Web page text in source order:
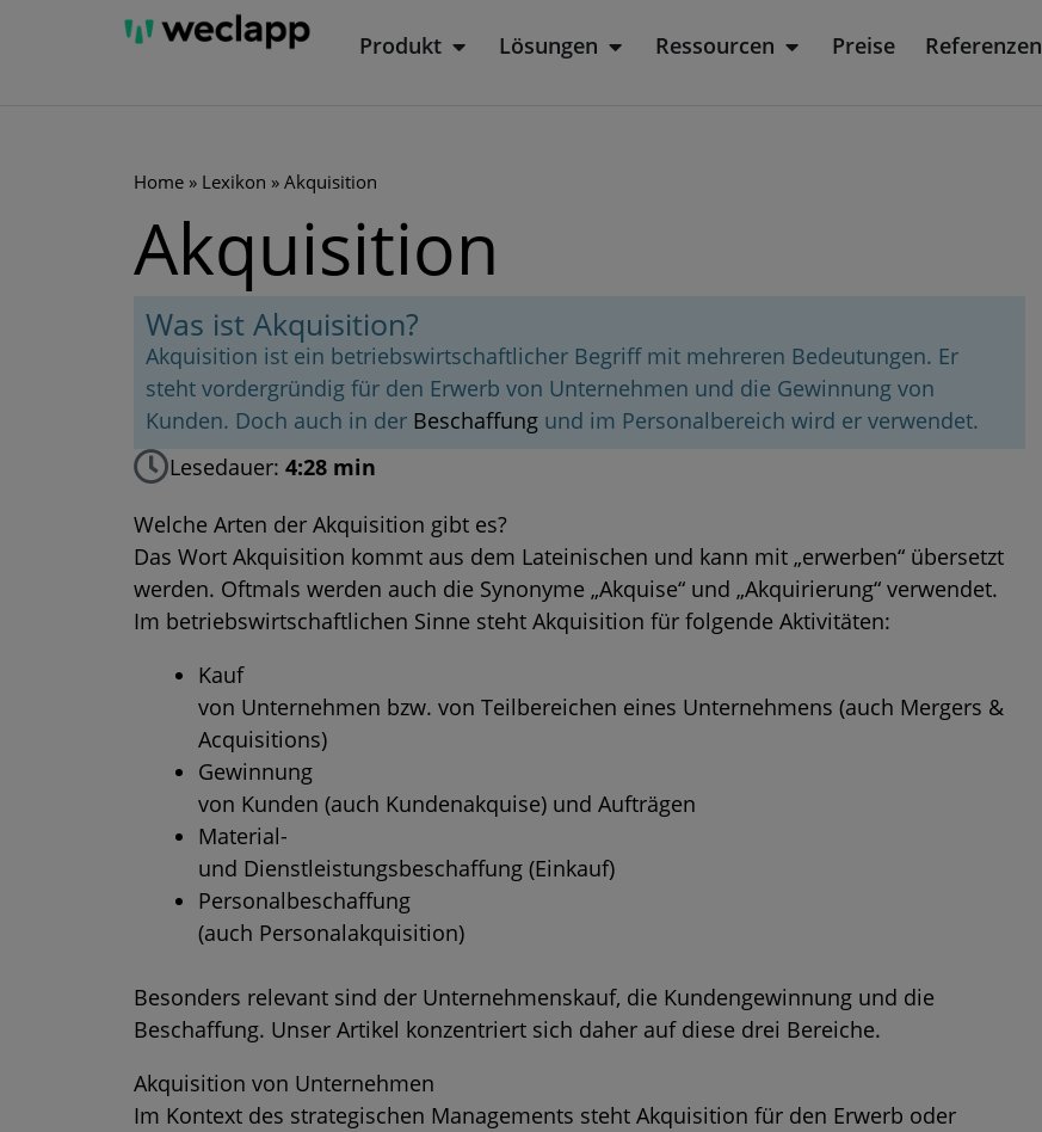
Produkt Öffne Produkt
Lösungen Öffne Lösungen
Ressourcen Öffne Ressourcen
Preise Referenzen
Home » Lexikon » Akquisition
Akquisition
Was ist Akquisition?
Akquisition ist ein betriebswirtschaftlicher Begriff mit mehreren Bedeutungen. Er
steht vordergründig für den Erwerb von Unternehmen und die Gewinnung von
Kunden. Doch auch in der Beschaffung und im Personalbereich wird er verwendet.
Lesedauer: 4:28 min
Welche Arten der Akquisition gibt es?
Das Wort Akquisition kommt aus dem Lateinischen und kann mit „erwerben“ übersetzt
werden. Oftmals werden auch die Synonyme „Akquise“ und „Akquirierung“ verwendet.
Im betriebswirtschaftlichen Sinne steht Akquisition für folgende Aktivitäten:
Kauf
von Unternehmen bzw. von Teilbereichen eines Unternehmens (auch Mergers &
Acquisitions)
Gewinnung
von Kunden (auch Kundenakquise) und Aufträgen
Material-
und Dienstleistungsbeschaffung (Einkauf)
Personalbeschaffung
(auch Personalakquisition)
Besonders relevant sind der Unternehmenskauf, die Kundengewinnung und die
Beschaffung. Unser Artikel konzentriert sich daher auf diese drei Bereiche.
Akquisition von Unternehmen
Im Kontext des strategischen Managements steht Akquisition für den Erwerb oder